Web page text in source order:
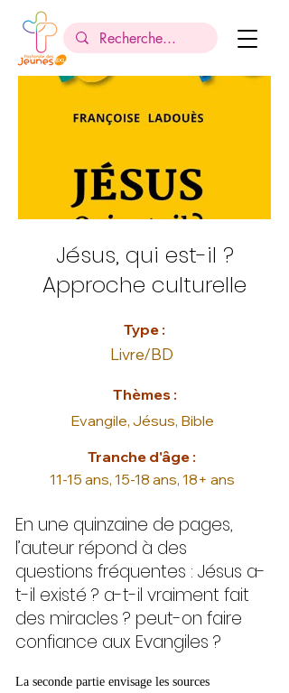
Type :
Thèmes :
Jésus, qui est-il ?
Approche culturelle
Livre/BD
Evangile, Jésus, Bible
Tranche d'âge :
11-15 ans, 15-18 ans, 18+ ans
En une quinzaine de pages,
l’auteur répond à des
questions fréquentes : Jésus a-
t-il existé ? a-t-il vraiment fait
des miracles ? peut-on faire
confiance aux Evangiles ?
La seconde partie envisage les sources